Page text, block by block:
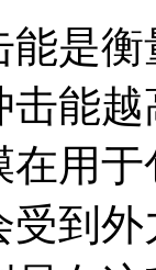
是
能
用
到